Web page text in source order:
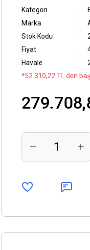
Kategori
Marka
Stok Kodu
Fiyat
Havale
*52.310,22 TL den